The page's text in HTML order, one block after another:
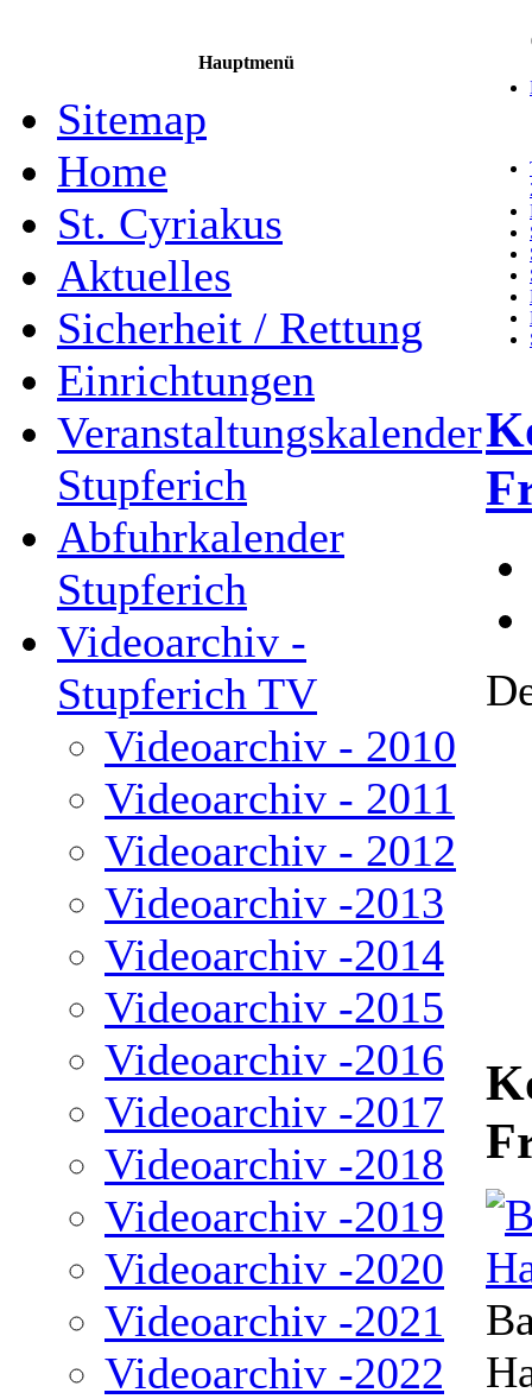
Hauptmenü
Sitemap
Home
St. Cyriakus
Aktuelles
Sicherheit / Rettung
Einrichtungen
Veranstaltungskalender
Stupferich
Abfuhrkalender
Stupferich
Videoarchiv -
Stupferich TV
Videoarchiv - 2010
Videoarchiv - 2011
Videoarchiv - 2012
Videoarchiv -2013
Videoarchiv -2014
Videoarchiv -2015
Videoarchiv -2016
Videoarchiv -2017
Videoarchiv -2018
Videoarchiv -2019
Videoarchiv -2020
Videoarchiv -2021
Videoarchiv -2022